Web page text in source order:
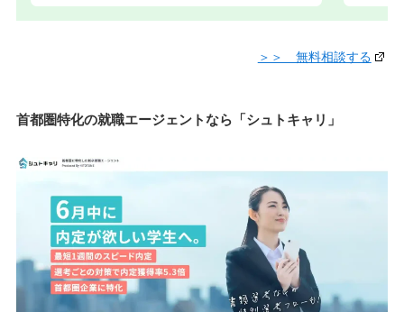
＞＞ 無料相談する
首都圏特化の就職エージェントなら「シュトキャリ」